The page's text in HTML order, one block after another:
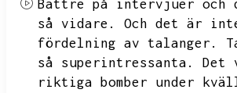
Bättre på intervjuer och
så vidare.
Och det är
fördelning av talanger.
så superintressanta.
Det
riktiga bomber under